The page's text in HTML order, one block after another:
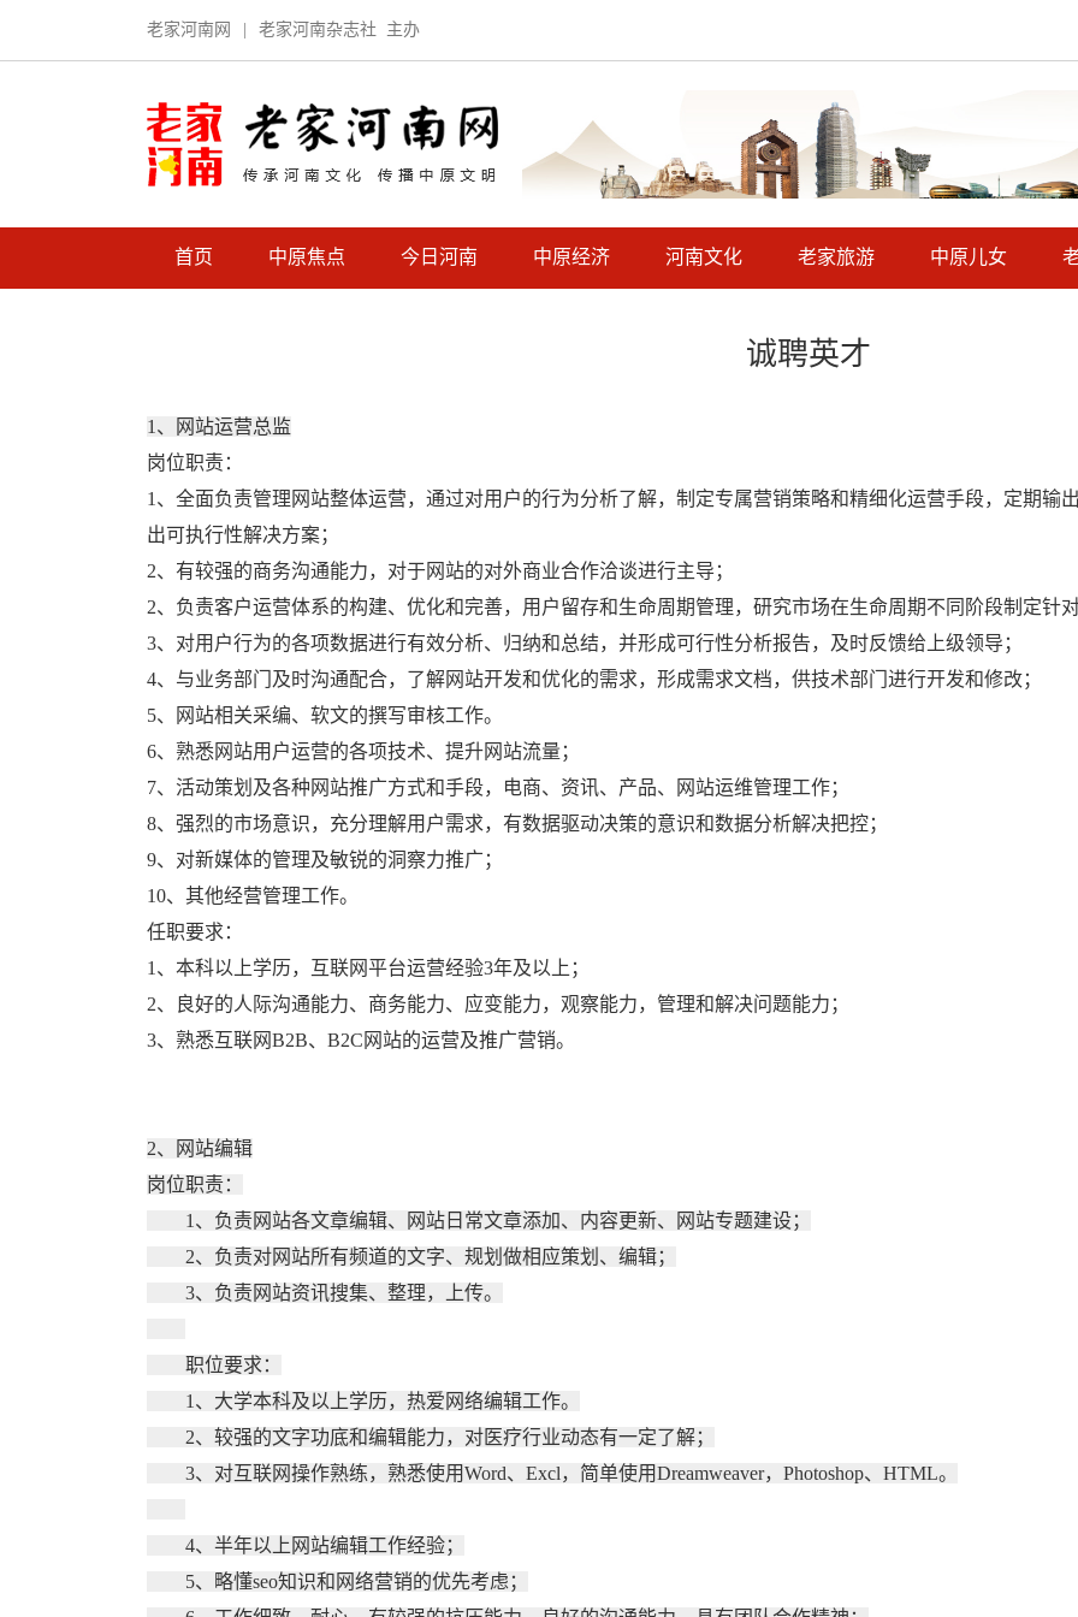
老家河南网 老家河南杂志社 主办
首页 中原焦点 今日河南 中原经济 河南文化 老家旅游 中原儿女
诚聘英才
1、网站运营总监
岗位职责：
1、全面负责管理网站整体运营，通过对用户的行为分析了解，制定专属营销策略和精细化运营手段，定期输
出可执行性解决方案；
2、有较强的商务沟通能力，对于网站的对外商业合作洽谈进行主导；
2、负责客户运营体系的构建、优化和完善，用户留存和生命周期管理，研究市场在生命周期不同阶段制定针
3、对用户行为的各项数据进行有效分析、归纳和总结，并形成可行性分析报告，及时反馈给上级领导；
4、与业务部门及时沟通配合，了解网站开发和优化的需求，形成需求文档，供技术部门进行开发和修改；
5、网站相关采编、软文的撰写审核工作。
6、熟悉网站用户运营的各项技术、提升网站流量；
7、活动策划及各种网站推广方式和手段，电商、资讯、产品、网站运维管理工作；
8、强烈的市场意识，充分理解用户需求，有数据驱动决策的意识和数据分析解决把控；
9、对新媒体的管理及敏锐的洞察力推广；
10、其他经营管理工作。
任职要求：
1、本科以上学历，互联网平台运营经验3年及以上；
2、良好的人际沟通能力、商务能力、应变能力，观察能力，管理和解决问题能力；
3、熟悉互联网B2B、B2C网站的运营及推广营销。
2、网站编辑
岗位职责：
1、负责网站各文章编辑、网站日常文章添加、内容更新、网站专题建设；
2、负责对网站所有频道的文字、规划做相应策划、编辑；
3、负责网站资讯搜集、整理，上传。
职位要求：
1、大学本科及以上学历，热爱网络编辑工作。
2、较强的文字功底和编辑能力，对医疗行业动态有一定了解；
3、对互联网操作熟练，熟悉使用Word、Excl，简单使用Dreamweaver，Photoshop、HTML。
4、半年以上网站编辑工作经验；
5、略懂seo知识和网络营销的优先考虑；